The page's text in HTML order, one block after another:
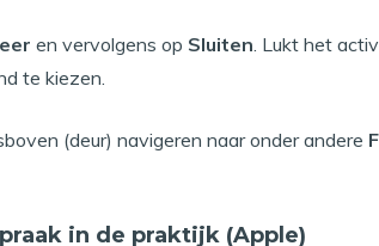
en vervolgens op Sluiten. Lukt het
te kiezen.
(deur) navigeren naar onder andere
in de praktijk (Apple)